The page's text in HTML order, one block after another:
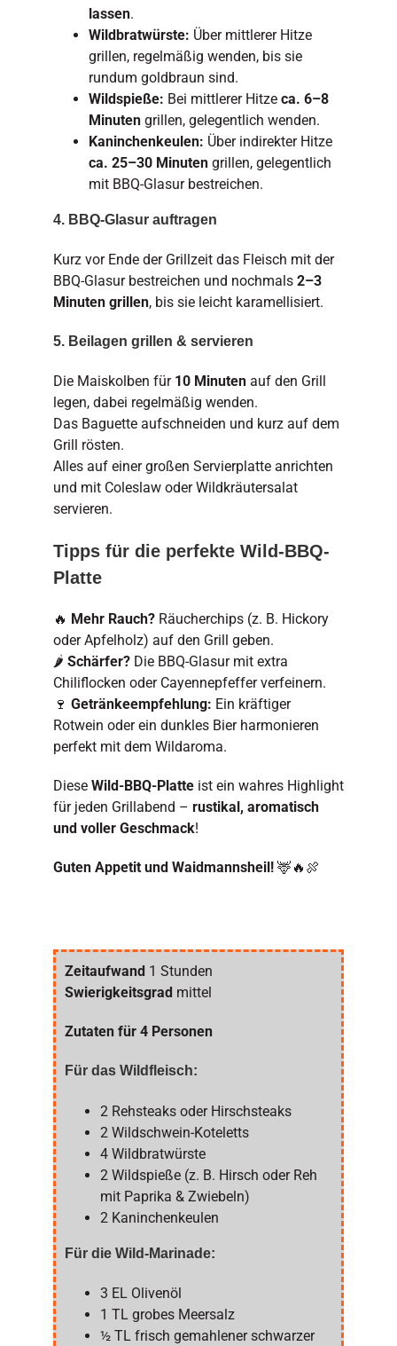
lassen.
Wildbratwürste: Über mittlerer Hitze
grillen, regelmäßig wenden, bis sie
rundum goldbraun sind.
Wildspieße: Bei mittlerer Hitze ca. 6–8
Minutengrillen, gelegentlich wenden.
Kaninchenkeulen: Über indirekter Hitze
ca. 25–30 Minutengrillen, gelegentlich
mit BBQ-Glasur bestreichen.
4. BBQ-Glasur auftragen
Kurz vor Ende der Grillzeit das Fleisch mit der
BBQ-Glasur bestreichen und nochmals 2–3
Minuten grillen, bis sie leicht karamellisiert.
5. Beilagen grillen & servieren
Die Maiskolben für 10 Minutenauf den Grill
legen, dabei regelmäßig wenden.
Das Baguette aufschneiden und kurz auf dem
Grill rösten.
Alles auf einer großen Servierplatte anrichten
und mit Coleslaw oder Wildkräutersalat
servieren.
Tipps für die perfekte Wild-BBQ-
Platte
🔥 Mehr Rauch?Räucherchips (z. B. Hickory
oder Apfelholz) auf den Grill geben.
🌶 Schärfer?Die BBQ-Glasur mit extra
Chiliflocken oder Cayennepfeffer verfeinern.
🍷 Getränkeempfehlung: Ein kräftiger
Rotwein oder ein dunkles Bier harmonieren
perfekt mit dem Wildaroma.
Diese Wild-BBQ-Platteist ein wahres Highlight
für jeden Grillabend – rustikal, aromatisch
und voller Geschmack!
Guten Appetit und Waidmannsheil!🦌🔥🍖
Zeitaufwand 1 Stunden
Swierigkeitsgrad mittel
Zutaten für 4 Personen
Für das Wildfleisch:
2 Rehsteaks oder Hirschsteaks
2 Wildschwein-Koteletts
4 Wildbratwürste
2 Wildspieße (z. B. Hirsch oder Reh
mit Paprika & Zwiebeln)
2 Kaninchenkeulen
Für die Wild-Marinade:
3 EL Olivenöl
1 TL grobes Meersalz
½ TL frisch gemahlener schwarzer